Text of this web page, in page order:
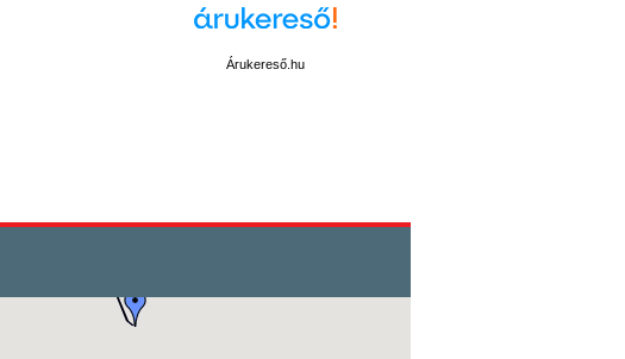
Árukereső.hu